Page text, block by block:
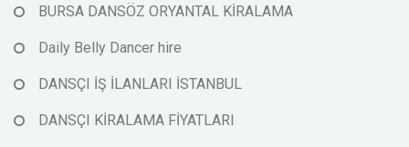
BURSA DANSÖZ ORYANTAL KİRALAMA
Daily Belly Dancer hire
DANSÇI İŞ İLANLARI İSTANBUL
DANSÇI KİRALAMA FİYATLARI